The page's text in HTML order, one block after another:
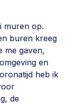
muren op.
buren kreeg
me gaven,
en
heb ik
de